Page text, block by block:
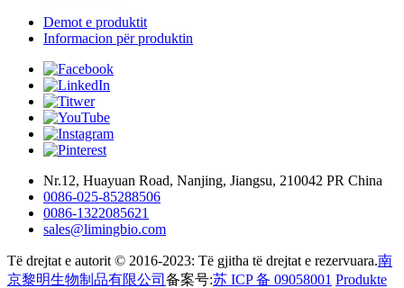
Demot e produktit
Informacion për produktin
Nr.12, Huayuan Road, Nanjing, Jiangsu, 210042 PR China
0086-025-85288506
0086-1322085621
sales@limingbio.com
Të drejtat e autorit © 2016-2023: Të gjitha të drejtat e rezervuara.南
京黎明生物制品有限公司 备案号:苏 ICP 备 09058001 Produkte